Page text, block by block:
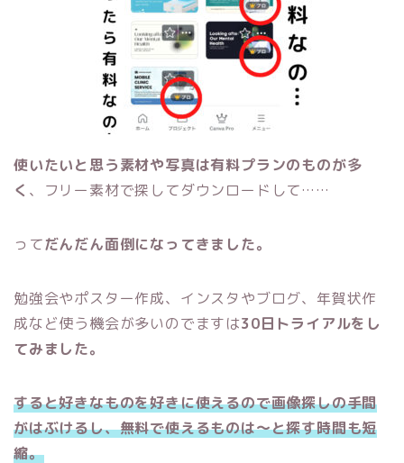
使いたいと思う素材や写真は有料プランのものが多
く 、フリー素材で探してダウンロードして……
ってだんだん面倒になってきました。
勉強会やポスター作成、インスタやブログ、年賀状作
成など使う機会が多いのでますは30日トライアルをし
てみました。
すると好きなものを好きに使えるので画像探しの手間
がはぶけるし、無料で使えるものは〜と探す時間も短
縮。